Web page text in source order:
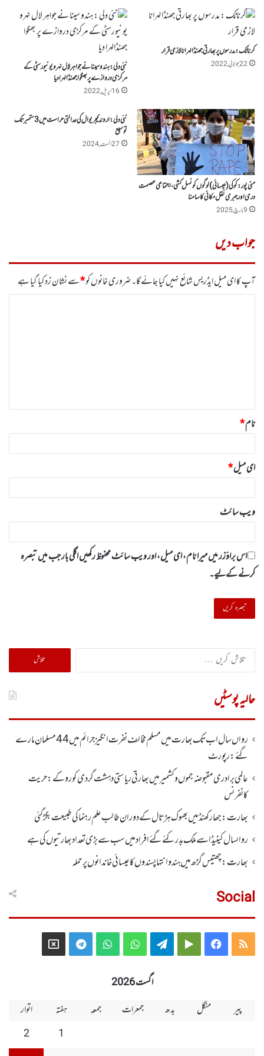
کرناٹک : مدرسوں پر بھارتی جھنڈا لہرانا لازمی قرار
22 جولائی, 2022 نئی دلی : ہندو سینا نے جواہر لال نہرو یونیورسٹی کے
مرکزی دروازے پر بھگوا جھنڈالہرا دیا
16 اپریل, 2022
منی پور :کوکی(عیسائی) لوگوں کو نسل کشی، اجتماعی عصمت
دری اور جبری نقل مکانی کا سامنا
9 مارچ, 2025
نئی دلی:اروند کیجریوال کی عدالتی حراست میں 3ستمبر تک
توسیع
27 اگست, 2024
جواب دیں
آپ کا ای میل ایڈریس شائع نہیں کیا جائے گا۔ضروری خانوں کو*سے نشان زد کیا گیا ہے
نام*
ای میل*
ویب‌ سائٹ
اس براؤزر میں میرا نام، ای میل، اور ویب سائٹ محفوظ رکھیں اگلی بار جب میں تبصرہ
کرنے کےلیے۔
تلاش
کریں
حالیہ پوسٹیں
رواں سال اب تک بھارت میں مسلم مخالف نفرت انگیز جرائم میں 44 مسلمان مارے
گئے: رپورٹ
عالمی برادری مقبوضہ جموں وکشمیر میں بھارتی ریاستی دہشت گردی کو روکے : حریت
کانفرنس
بھارت :جھارکھنڈمیں بھوک ہڑتال کے دوران طالب علم رہنما کی طبیعت بگڑ گئی
رواںسال کینیڈا سے ملک بدر کئے گئے افراد میں سب سے بڑی تعداد بھارتیوں کی ہے
بھارت :چھتیس گڑھ میں ہندو انتہاپسندوں کا عیسائی خاندانوں پر حملہ
Social
RSS
Facebook
Google
Telegram
WhatsApp
WhatsApp
Telegram
X
اگست 2026
پیر
منگل بدھ جمعرات جمعہ ہفتہ
اتوار
1
2